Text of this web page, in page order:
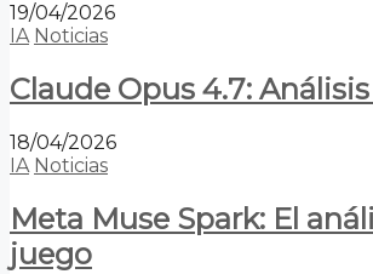
19/04/2026
IA Noticias
Claude Opus 4.7:
18/04/2026
IA Noticias
Meta Muse Spark: El
juego